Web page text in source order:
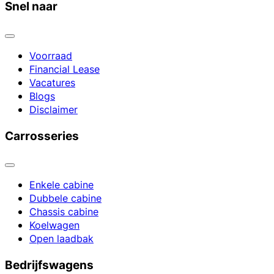
Snel naar
Voorraad
Financial Lease
Vacatures
Blogs
Disclaimer
Carrosseries
Enkele cabine
Dubbele cabine
Chassis cabine
Koelwagen
Open laadbak
Bedrijfswagens